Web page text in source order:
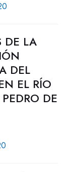
DE LA
DEL
EL RÍO
DE